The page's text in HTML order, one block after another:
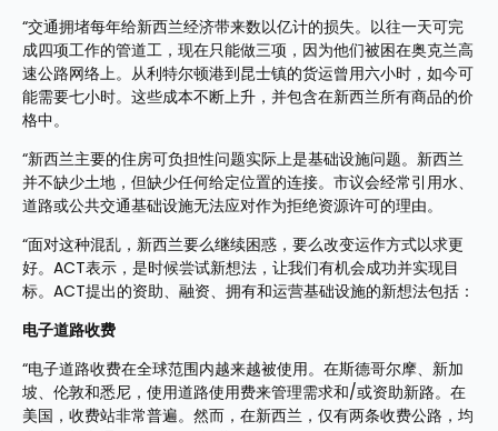
“交通拥堵每年给新西兰经济带来数以亿计的损失。以往一天可完
成四项工作的管道工，现在只能做三项，因为他们被困在奥克兰高
速公路网络上。从利特尔顿港到昆士镇的货运曾用六小时，如今可
能需要七小时。这些成本不断上升，并包含在新西兰所有商品的价
格中。
“新西兰主要的住房可负担性问题实际上是基础设施问题。新西兰
并不缺少土地，但缺少任何给定位置的连接。市议会经常引用水、
道路或公共交通基础设施无法应对作为拒绝资源许可的理由。
“面对这种混乱，新西兰要么继续困惑，要么改变运作方式以求更
好。ACT表示，是时候尝试新想法，让我们有机会成功并实现目
标。ACT提出的资助、融资、拥有和运营基础设施的新想法包括：
电子道路收费
“电子道路收费在全球范围内越来越被使用。在斯德哥尔摩、新加
坡、伦敦和悉尼，使用道路使用费来管理需求和/或资助新路。在
美国，收费站非常普遍。然而，在新西兰，仅有两条收费公路，均